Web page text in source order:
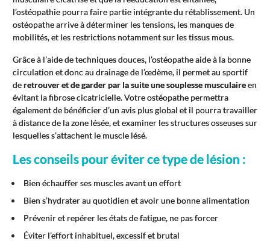
l’ostéopathie pourra faire partie intégrante du rétablissement. Un
ostéopathe arrive à déterminer les tensions, les manques de
mobilités, et les restrictions notamment sur les tissus mous.
Grâce à l’aide de techniques douces, l’ostéopathe aide à la bonne
circulation et donc au drainage de l’œdème, il permet au sportif
deretrouver et de garder par la suite une souplesse musculaireen
évitant la fibrose cicatricielle. Votre ostéopathe permettra
également de bénéficier d’un avis plus global et il pourra travailler
à distance de la zone lésée, et examiner les structures osseuses sur
lesquelles s’attachent le muscle lésé.
Les conseils pour éviter ce type de lésion :
Bien échauffer ses muscles avant un effort
Bien s’hydrater au quotidien et avoir une bonne alimentation
Prévenir et repérer les états de fatigue, ne pas forcer
Éviter l’effort inhabituel, excessif et brutal